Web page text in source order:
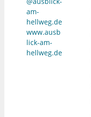
am-
hellweg.de
www.ausb
lick-am-
hellweg.de